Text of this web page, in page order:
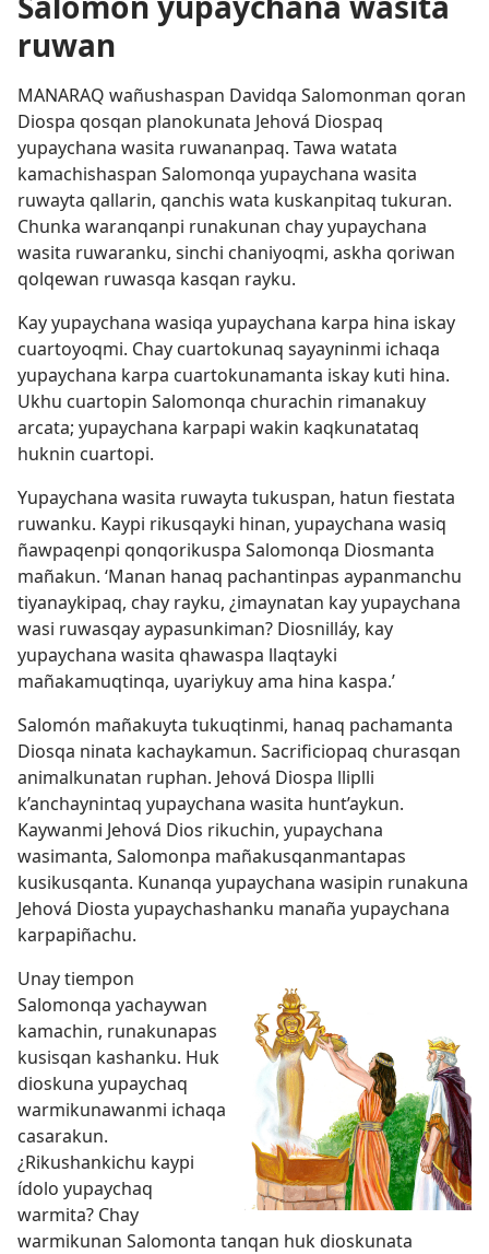
ruwan
MANARAQ wañushaspan Davidqa Salomonman qoran
Diospa qosqan planokunata Jehová Diospaq
yupaychana wasita ruwananpaq. Tawa watata
kamachishaspan Salomonqa yupaychana wasita
ruwayta qallarin, qanchis wata kuskanpitaq tukuran.
Chunka waranqanpi runakunan chay yupaychana
wasita ruwaranku, sinchi chaniyoqmi, askha qoriwan
qolqewan ruwasqa kasqan rayku.
Kay yupaychana wasiqa yupaychana karpa hina iskay
cuartoyoqmi. Chay cuartokunaq sayayninmi ichaqa
yupaychana karpa cuartokunamanta iskay kuti hina.
Ukhu cuartopin Salomonqa churachin rimanakuy
arcata; yupaychana karpapi wakin kaqkunatataq
huknin cuartopi.
Yupaychana wasita ruwayta tukuspan, hatun fiestata
ruwanku. Kaypi rikusqayki hinan, yupaychana wasiq
ñawpaqenpi qonqorikuspa Salomonqa Diosmanta
mañakun. ‘Manan hanaq pachantinpas aypanmanchu
tiyanaykipaq, chay rayku, ¿imaynatan kay yupaychana
wasi ruwasqay aypasunkiman? Diosnilláy, kay
yupaychana wasita qhawaspa llaqtayki
mañakamuqtinqa, uyariykuy ama hina kaspa.’
Salomón mañakuyta tukuqtinmi, hanaq pachamanta
Diosqa ninata kachaykamun. Sacrificiopaq churasqan
animalkunatan ruphan. Jehová Diospa lliplli
k’anchaynintaq yupaychana wasita hunt’aykun.
Kaywanmi Jehová Dios rikuchin, yupaychana
wasimanta, Salomonpa mañakusqanmantapas
kusikusqanta. Kunanqa yupaychana wasipin runakuna
Jehová Diosta yupaychashanku manaña yupaychana
karpapiñachu.
Unay tiempon
Salomonqa yachaywan
kamachin, runakunapas
kusisqan kashanku. Huk
dioskuna yupaychaq
warmikunawanmi ichaqa
casarakun.
¿Rikushankichu kaypi
ídolo yupaychaq
warmita? Chay
warmikunan Salomonta tanqan huk dioskunata